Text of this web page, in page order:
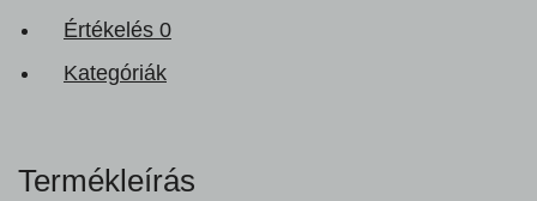
Értékelés 0
Kategóriák
Termékleírás